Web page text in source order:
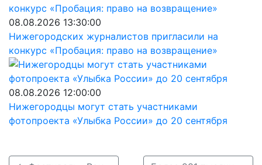
08.08.2026 13:30:00
Нижегородских журналистов пригласили на
конкурс «Пробация: право на возвращение»
08.08.2026 12:00:00
Нижегородцы могут стать участниками
фотопроекта «Улыбка России» до 20 сентября